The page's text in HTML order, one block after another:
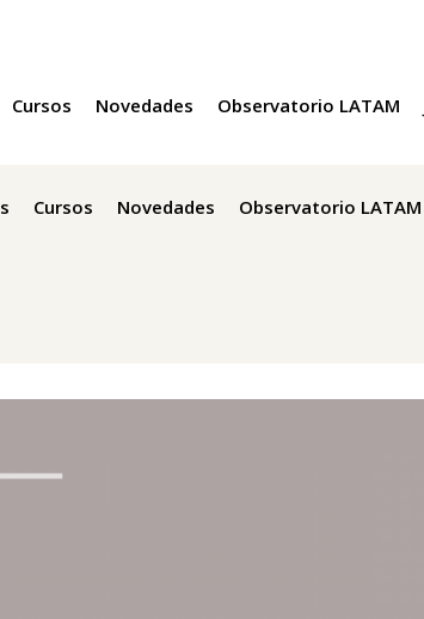
Cursos Novedades Observatorio LATAM
Cursos Novedades Observatorio LATAM